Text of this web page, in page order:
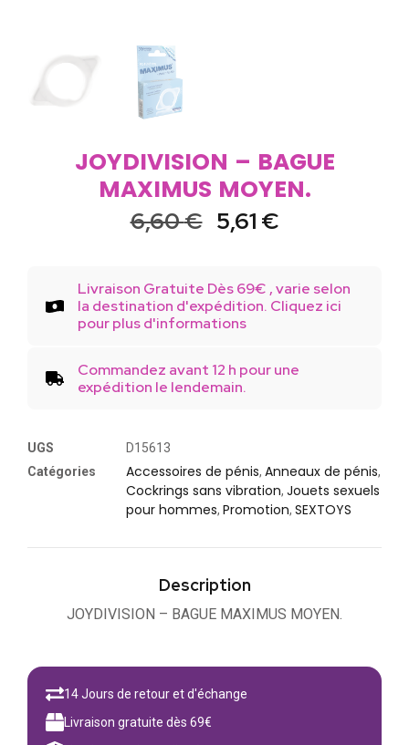
JOYDIVISION – BAGUE
MAXIMUS MOYEN.
6,60€ 5,61 €
Livraison Gratuite Dès 69€ , varie selon
la destination d'expédition. Cliquez ici
pour plus d'informations
Commandez avant 12 h pour une
expédition le lendemain.
UGS
D15613
Catégories
Accessoires de pénis, Anneaux de pénis,
Cockrings sans vibration, Jouets sexuels
pour hommes, Promotion, SEXTOYS
Description
JOYDIVISION – BAGUE MAXIMUS MOYEN.
14 Jours de retour et d'échange
Livraison gratuite dès 69€